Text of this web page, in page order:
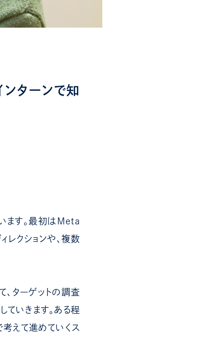
ンターンで知
ます。最初はMeta
レクションや、複数
、ターゲットの調査
ていきます。ある程
えて進めていくス